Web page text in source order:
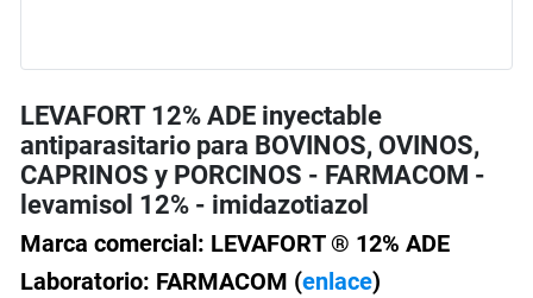
LEVAFORT 12% ADE inyectable
antiparasitario para BOVINOS, OVINOS,
CAPRINOS y PORCINOS - FARMACOM -
levamisol 12% - imidazotiazol
Marca comercial: LEVAFORT ® 12% ADE
Laboratorio: FARMACOM (enlace)